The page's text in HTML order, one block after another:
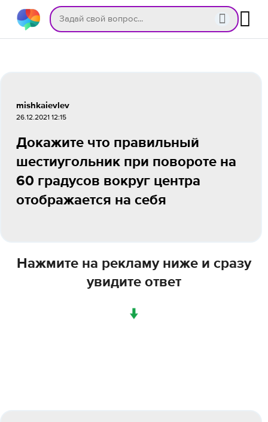
mishkaievlev
26.12.2021 12:15
Докажите что правильный
шестиугольник при повороте на
60 градусов вокруг центра
отображается на себя
Нажмите на рекламу ниже и сразу
увидите ответ
↓